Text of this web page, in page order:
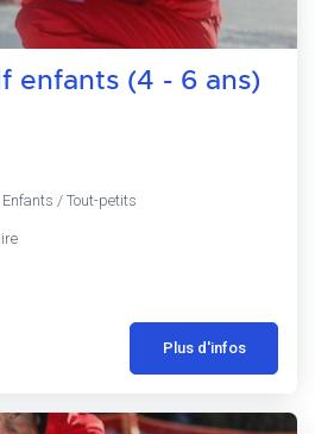
enfants (4 - 6 ans)
/ Tout-petits
Plus d'infos